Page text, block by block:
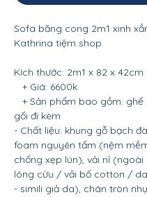
Sofa băng cong 2m1 xinh
Kathrina tiệm shop
Kích thước: 2m1 x 82 x 42cm
+ Giá: 6600k
+ Sản phẩm bao gồm:
gối đi kèm
- Chất liệu: khung gỗ bạch
foam nguyên tấm (nệm
chống xẹp lún), vải nỉ
lông cừu / vải bố cotton /
- simili giả da), chân tròn